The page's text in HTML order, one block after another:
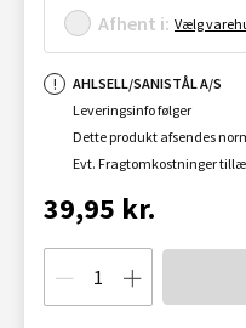
Afhent i: Vælg
AHLSELL/SANISTÅL A/S
Leveringsinfo følger
Dette produkt afsendes
Evt. Fragtomkostninger
39,95 kr.